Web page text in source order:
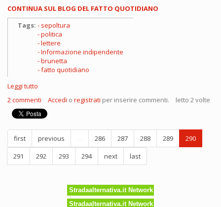
CONTINUA SUL BLOG DEL FATTO QUOTIDIANO
Tags:
sepoltura
politica
lettere
Informazione indipendente
brunetta
fatto quotidiano
Leggi tutto
cripte
per
tutti!
2 commenti Accedi o registrati per inserire commenti. letto 2 volte
first previous … 286 287 288 289
290
291
292 293 294 next last
Stradaalternativa.it Network
Stradaalternativa.it Network